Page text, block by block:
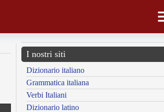
I nostri siti
Dizionario italiano
Grammatica italiana
Verbi Italiani
Dizionario latino